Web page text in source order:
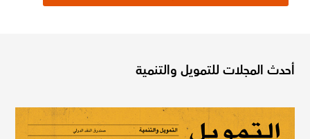
أحدث المجلات للتمويل والتنمية